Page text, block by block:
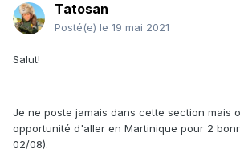
Tatosan
Posté(e) le 19 mai 2021
Salut!
Je ne poste jamais dans cette section mais
opportunité d'aller en Martinique pour 2
02/08).